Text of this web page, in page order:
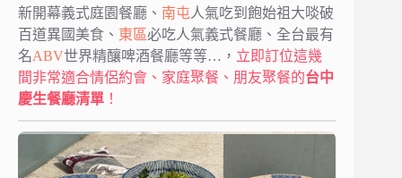
新開幕義式庭園餐廳、 南屯人氣吃到飽始祖大啖破
百道異國美食、 東區必吃人氣義式餐廳、全台最有
名ABV世界精釀啤酒餐廳等等…， 立即訂位這幾
間非常適合情侶約會、家庭聚餐、朋友聚餐的台中
慶生餐廳清單 ！